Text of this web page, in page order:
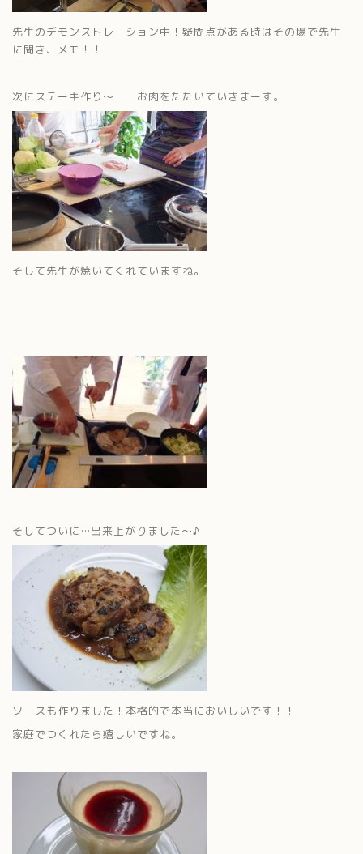
先生のデモンストレーション中！疑問点がある時はその場で先生
に聞き、メモ！！
次にステーキ作り～ お肉をたたいていきまーす。
そして先生が焼いてくれていますね。
そしてついに…出来上がりました～♪
ソースも作りました！本格的で本当においしいです！！
家庭でつくれたら嬉しいですね。